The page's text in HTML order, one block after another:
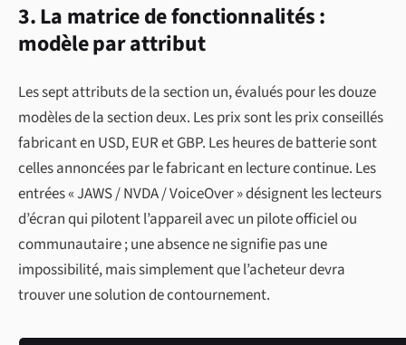
3. La matrice de fonctionnalités :
modèle par attribut
Les sept attributs de la section un, évalués pour les douze
modèles de la section deux. Les prix sont les prix conseillés
fabricant en USD, EUR et GBP. Les heures de batterie sont
celles annoncées par le fabricant en lecture continue. Les
entrées « JAWS / NVDA / VoiceOver » désignent les lecteurs
d’écran qui pilotent l’appareil avec un pilote officiel ou
communautaire ; une absence ne signifie pas une
impossibilité, mais simplement que l’acheteur devra
trouver une solution de contournement.